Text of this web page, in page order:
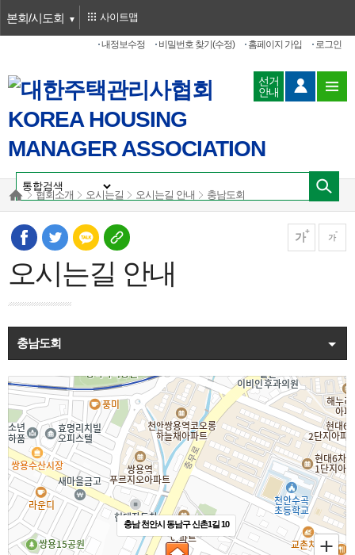
본회/시도회
로그인
홈페이지 가입
비밀번호 찾기(수정)
내정보수정
사이트맵
선거
안내
협회소개 오시는길 오시는길 안내 충남도회
가 가
오시는길 안내
충남도회
충남 천안시 동남구 신촌1길 10